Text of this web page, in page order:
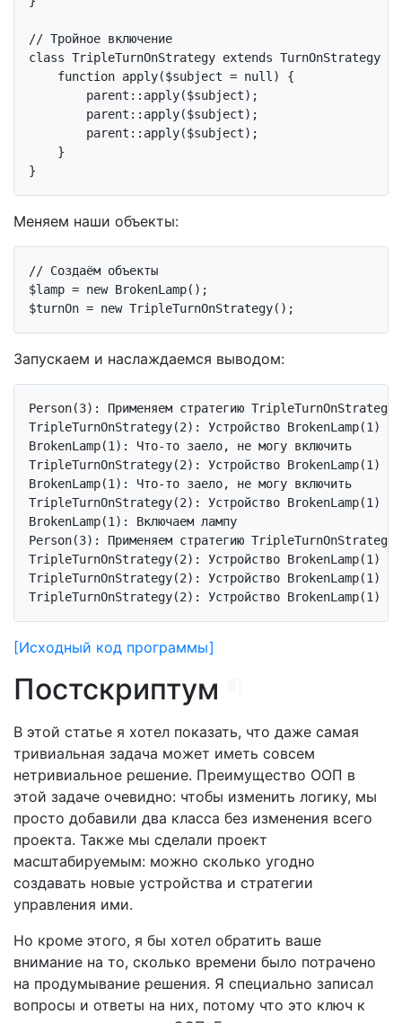
// Тройное включение
class TripleTurnOnStrategy extends TurnOnStrategy
function apply($subject = null)
{
parent ::apply($subject);
parent ::apply($subject);
parent ::apply($subject);
    }
Меняем наши объекты:
// Создаём объекты
$lamp = new BrokenLamp();
$turnOn = new
Запускаем и наслаждаемся выводом:
Person(3): Применяем стратегию
TripleTurnOnStrategy(2): Устройство BrokenLamp(1)
BrokenLamp(1): Что-то заело, не могу включить
TripleTurnOnStrategy(2): Устройство BrokenLamp(1)
BrokenLamp(1): Что-то заело, не могу включить
TripleTurnOnStrategy(2): Устройство BrokenLamp(1)
BrokenLamp(1): Включаем лампу
Person(3): Применяем стратегию
TripleTurnOnStrategy(2): Устройство BrokenLamp(1)
TripleTurnOnStrategy(2): Устройство BrokenLamp(1)
[Исходный код программы]
Постскриптум
В этой статье я хотел показать, что даже самая
тривиальная задача может иметь совсем
нетривиальное решение. Преимущество ООП в
этой задаче очевидно: чтобы изменить логику, мы
просто добавили два класса без изменения всего
проекта. Также мы сделали проект
масштабируемым: можно сколько угодно
создавать новые устройства и стратегии
управления ими.
Но кроме этого, я бы хотел обратить ваше
внимание на то, сколько времени было потрачено
на продумывание решения. Я специально записал
вопросы и ответы на них, потому что это ключ к